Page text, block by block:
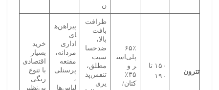
ن
تترون
۱۵۰ تا
۱۹۰
۶۵٪
پلی‌است
ر و
۳۵٪
کتان/
ظرافت
بافت
بالا،
ضدحسا
سیت
مطلق،
تنفس‌پذ
یری
پیراهن‌ه
ای
اداری
مردانه،
مقنعه
پرسنلی
،
لباس‌ها
خرید
بسیار
اقتصادی
با تنوع
رنگی
بی‌نظیر